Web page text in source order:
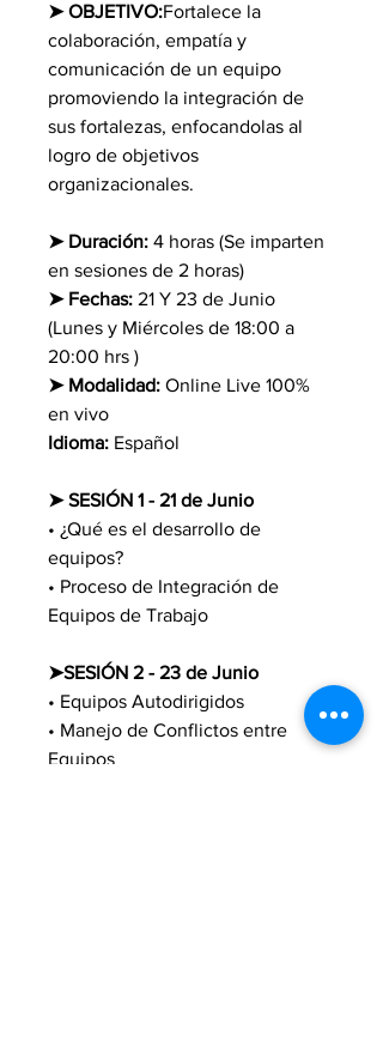
➤ OBJETIVO:Fortalece la
colaboración, empatía y
comunicación de un equipo
promoviendo la integración de
sus fortalezas, enfocandolas al
logro de objetivos
organizacionales.
➤ Duración: 4 horas (Se imparten
en sesiones de 2 horas)
➤ Fechas: 21 Y 23 de Junio
(Lunes y Miércoles de 18:00 a
20:00 hrs )
➤ Modalidad: Online Live 100%
en vivo
Idioma: Español
➤ SESIÓN 1 - 21 de Junio
• ¿Qué es el desarrollo de
equipos?
• Proceso de Integración de
Equipos de Trabajo
➤SESIÓN 2 - 23 de Junio
• Equipos Autodirigidos
• Manejo de Conflictos entre
Equipos